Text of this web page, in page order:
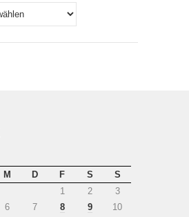
M D F S
S
1
2
3
6 7 8 9
10